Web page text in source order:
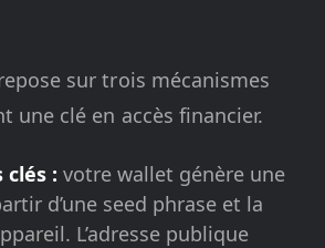
sur trois mécanismes
une clé en accès financier.
clés : votre wallet génère une
d’une seed phrase et la
L’adresse publique